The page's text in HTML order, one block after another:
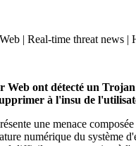
| Real-time threat news
Web ont détecté un
à l'insu de
une menace
numérique du